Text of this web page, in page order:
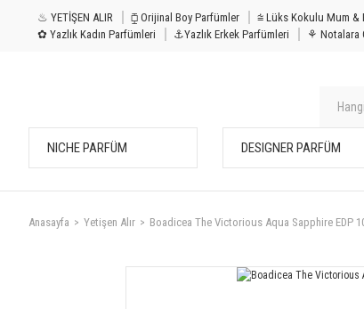
♨ YETİŞEN ALIR ⧮ Orijinal Boy Parfümler
✿ Yazlık Kadın Parfümleri
⚓Yazlık Erkek Parfümleri ⚘ Notalara
NICHE PARFÜM DESIGNER PARFÜM
Anasayfa Yetişen Alır Boadicea The Victorious Aqua Sapphire EDP